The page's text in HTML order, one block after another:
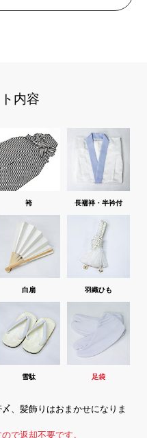
内容
袴 長襦袢・半衿付
白扇 羽織ひも
雪駄 足袋
、髪飾りはおまかせになりま
で返却不要です。